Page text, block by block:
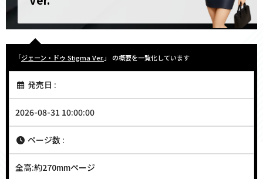
「ジェーン・ドゥ Stigma Ver. 」 の概要を一覧化しています
発売日 :
2026-08-31 10:00:00
ページ数 :
全高:約270mmページ